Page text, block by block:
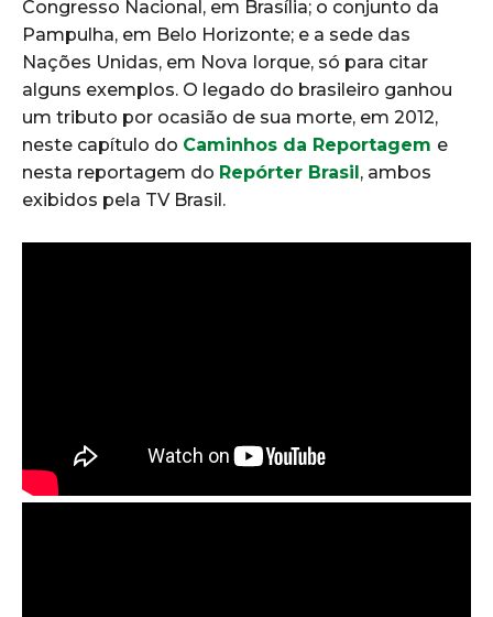
Congresso Nacional, em Brasília; o conjunto da
Pampulha, em Belo Horizonte; e a sede das
Nações Unidas, em Nova Iorque, só para citar
alguns exemplos. O legado do brasileiro ganhou
um tributo por ocasião de sua morte, em 2012,
neste capítulo do Caminhos da Reportagem e
nesta reportagem do Repórter Brasil, ambos
exibidos pela TV Brasil.